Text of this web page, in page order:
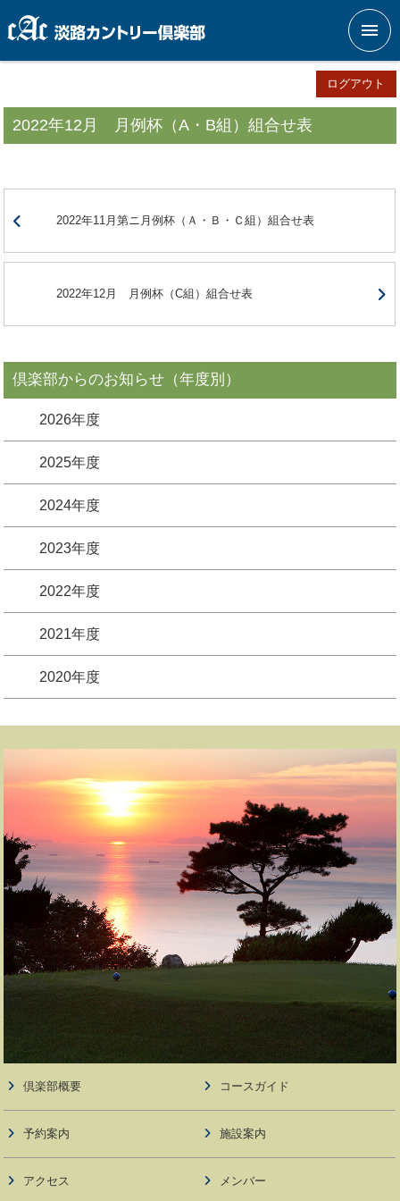
メニ
ログアウト
2022年12月 月例杯（A・B組）組合せ表
2022年11月第ニ月例杯（Ａ・Ｂ・Ｃ組）組合せ表
2022年12月 月例杯（C組）組合せ表
倶楽部からのお知らせ（年度別）
2026年度
2025年度
2024年度
2023年度
2022年度
2021年度
2020年度
倶楽部概要 コースガイド
予約案内 施設案内
アクセス メンバー